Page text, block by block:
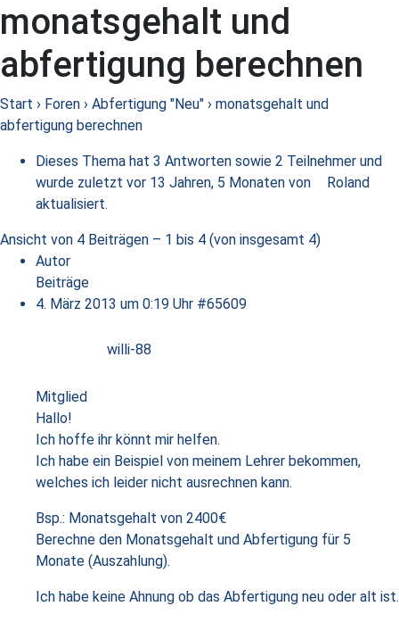
monatsgehalt und
abfertigung berechnen
Start › Foren › Abfertigung "Neu" › monatsgehalt und
abfertigung berechnen
Dieses Thema hat 3 Antworten sowie 2 Teilnehmer und
wurde zuletzt vor 13 Jahren, 5 Monaten von
Roland
aktualisiert.
Ansicht von 4 Beiträgen – 1 bis 4 (von insgesamt 4)
Autor
Beiträge
4. März 2013 um 0:19 Uhr #65609
willi-88
Mitglied
Hallo!
Ich hoffe ihr könnt mir helfen.
Ich habe ein Beispiel von meinem Lehrer bekommen,
welches ich leider nicht ausrechnen kann.
Bsp.: Monatsgehalt von 2400€
Berechne den Monatsgehalt und Abfertigung für 5
Monate (Auszahlung).
Ich habe keine Ahnung ob das Abfertigung neu oder alt ist.